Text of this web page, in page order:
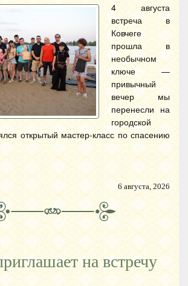
4 августа
встреча в
Ковчеге
прошла в
необычном
ключе —
привычный
вечер мы
перенесли на
городской
открытый мастер-класс по спасению
6 августа, 2026
на встречу